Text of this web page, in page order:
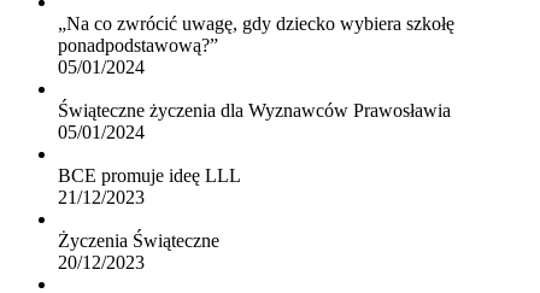
„Na co zwrócić uwagę, gdy dziecko wybiera szkołę
ponadpodstawową?”
05/01/2024
Świąteczne życzenia dla Wyznawców Prawosławia
05/01/2024
BCE promuje ideę LLL
21/12/2023
Życzenia Świąteczne
20/12/2023